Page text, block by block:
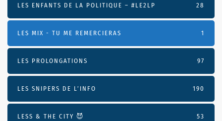
LES ENFANTS DE LA POLITIQUE – #LE2LP 28
LES MIX - TU ME REMERCIERAS 1
LES PROLONGATIONS 97
LES SNIPERS DE L’INFO 190
LESS & THE CITY 😈 53